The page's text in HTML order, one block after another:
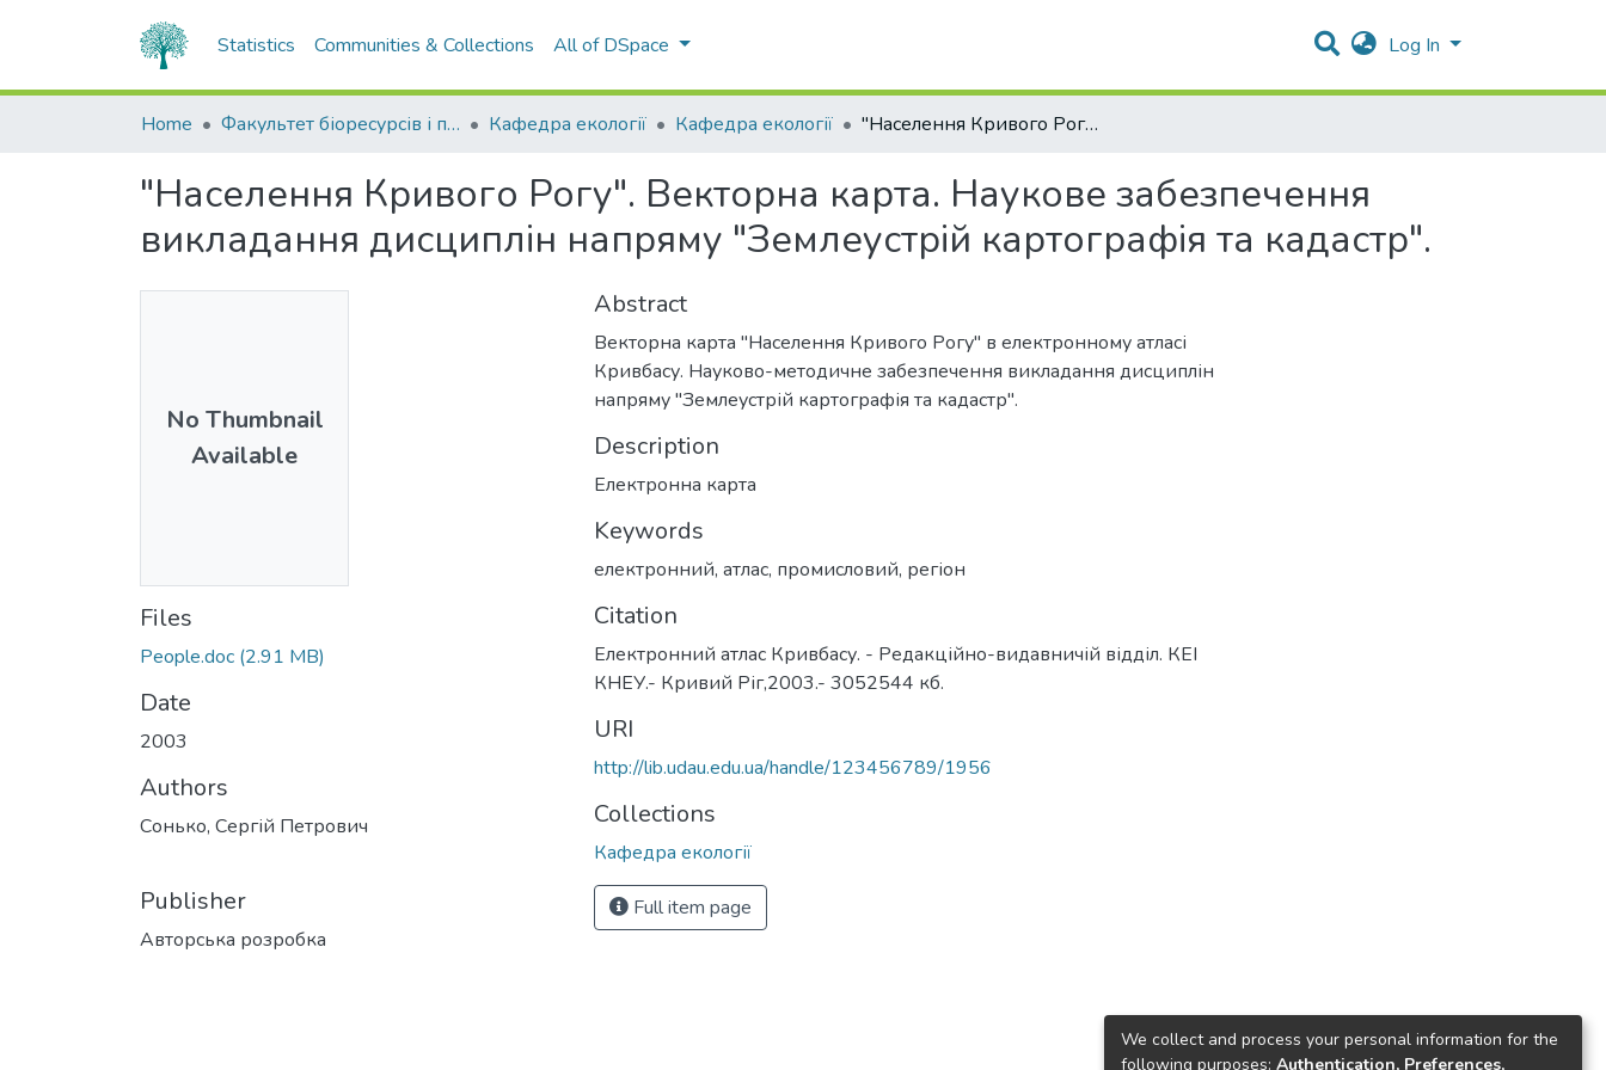
Statistics Communities & Collections All of DSpace Log In
Home Факультет біоресурсів і природокористування Кафедра екології Кафедра екології "Населення Кривого Рогу". Векторна карта. Наукове забезпечення викладання дисциплін напряму "Землеустрій картографія та кадастр".
"Населення Кривого Рогу". Векторна карта. Наукове забезпечення
викладання дисциплін напряму "Землеустрій картографія та кадастр".
No Thumbnail
Available
Files
People.doc (2.91 MB)
Date
2003
Authors
Сонько, Сергій Петрович
Publisher
Авторська розробка
Abstract
Векторна карта "Населення Кривого Рогу" в електронному атласі
Кривбасу. Науково-методичне забезпечення викладання дисциплін
напряму "Землеустрій картографія та кадастр".
Description
Електронна карта
Keywords
електронний, атлас, промисловий, регіон
Citation
Електронний атлас Кривбасу. - Редакційно-видавничій відділ. КЕІ
КНЕУ.- Кривий Ріг,2003.- 3052544 кб.
URI
http://lib.udau.edu.ua/handle/123456789/1956
Collections
Кафедра екології
Full item page
We collect and process your personal information for the
following purposes: Authentication, Preferences,